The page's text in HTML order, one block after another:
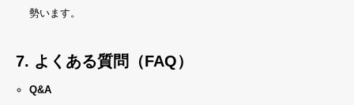
勢います。
7. よくある質問（FAQ）
Q&A